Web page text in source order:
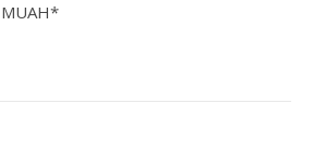
MUAH*